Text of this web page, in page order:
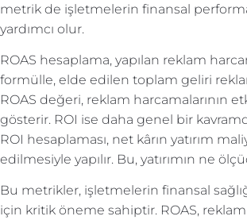
metrik de işletmelerin finansal
yardımcı olur.
ROAS hesaplama, yapılan reklam
formülle, elde edilen toplam geliri
ROAS değeri, reklam harcamalarının
gösterir. ROI ise daha genel bir
ROI hesaplaması, net kârın yatırım
edilmesiyle yapılır. Bu, yatırımın ne
Bu metrikler, işletmelerin finansal
için kritik öneme sahiptir. ROAS,